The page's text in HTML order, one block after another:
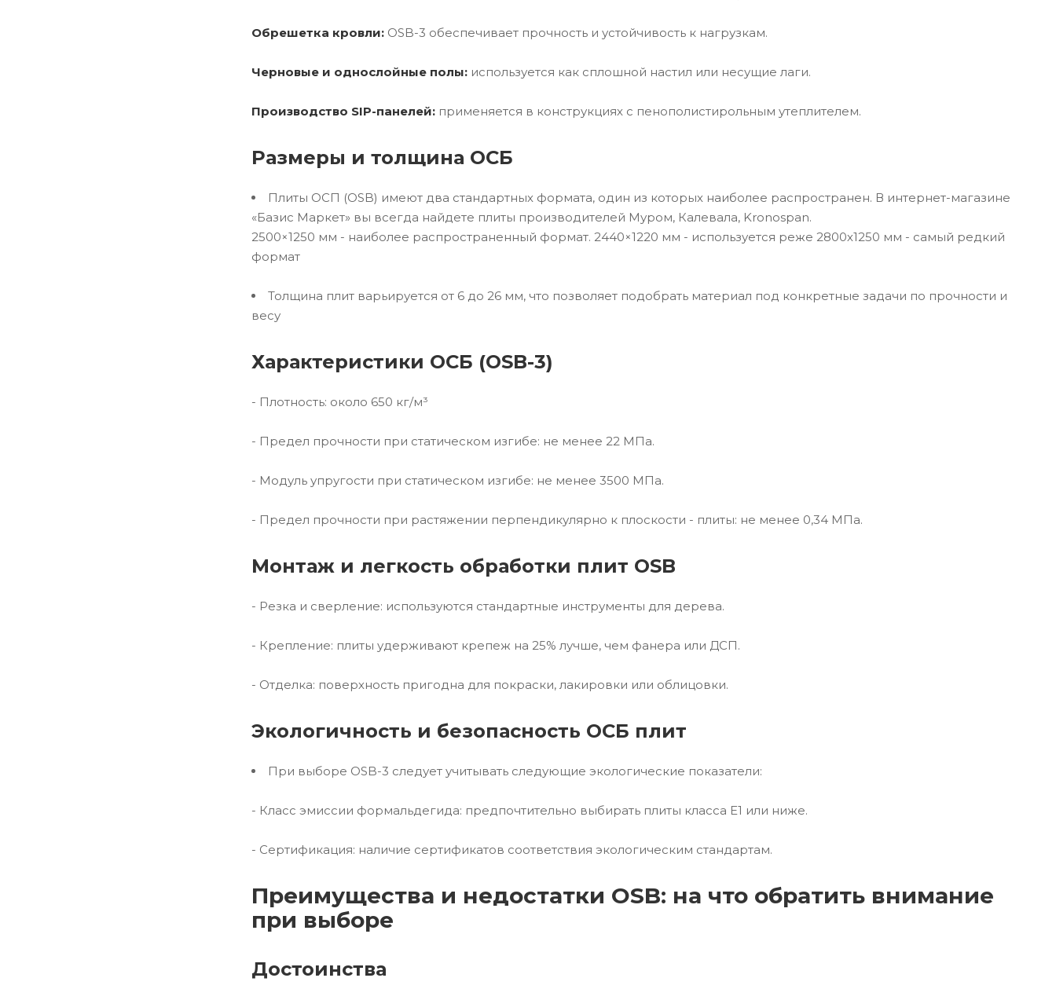
Обрешетка кровли: OSB-3 обеспечивает прочность и устойчивость к нагрузкам.
Черновые и однослойные полы: используется как сплошной настил или несущие лаги.
Производство SIP-панелей: применяется в конструкциях с пенополистирольным утеплителем.
Размеры и толщина ОСБ
Плиты ОСП (OSB) имеют два стандартных формата, один из которых наиболее распространен. В интернет-магазине
«Базис Маркет» вы всегда найдете плиты производителей Муром, Калевала, Kronospan.
2500×1250 мм - наиболее распространенный формат. 2440×1220 мм - используется реже 2800х1250 мм - самый редкий
формат
Толщина плит варьируется от 6 до 26 мм, что позволяет подобрать материал под конкретные задачи по прочности и
весу
Характеристики ОСБ (OSB-3)
- Плотность: около 650 кг/м³
- Предел прочности при статическом изгибе: не менее 22 МПа.
- Модуль упругости при статическом изгибе: не менее 3500 МПа.
- Предел прочности при растяжении перпендикулярно к плоскости - плиты: не менее 0,34 МПа.
Монтаж и легкость обработки плит OSB
- Резка и сверление: используются стандартные инструменты для дерева.
- Крепление: плиты удерживают крепеж на 25% лучше, чем фанера или ДСП.
- Отделка: поверхность пригодна для покраски, лакировки или облицовки.
Экологичность и безопасность ОСБ плит
При выборе OSB-3 следует учитывать следующие экологические показатели:
- Класс эмиссии формальдегида: предпочтительно выбирать плиты класса E1 или ниже.
- Сертификация: наличие сертификатов соответствия экологическим стандартам.
Преимущества и недостатки OSB: на что обратить внимание
при выборе
Достоинства